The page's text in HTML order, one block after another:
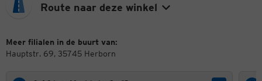
Route naar deze winkel
Meer filialen in de buurt van:
Hauptstr. 69, 35745 Herborn